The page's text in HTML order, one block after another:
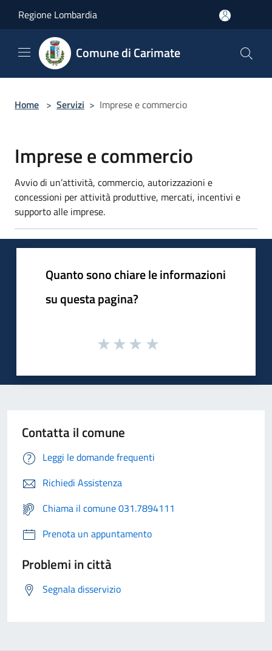
Regione Lombardia
Comune di Carimate
Home > Servizi > Imprese e commercio
Imprese e commercio
Avvio di un’attività, commercio, autorizzazioni e
concessioni per attività produttive, mercati, incentivi e
supporto alle imprese.
Quanto sono chiare le informazioni
su questa pagina?
Contatta il comune
Leggi le domande frequenti
Richiedi Assistenza
Chiama il comune 031.7894111
Prenota un appuntamento
Problemi in città
Segnala disservizio